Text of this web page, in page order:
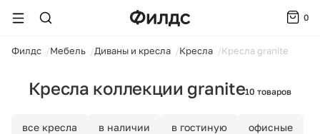
0
Филдс Мебель Диваны и кресла Кресла Кресла granite
Кресла коллекции granite10 товаров
все кресла в наличии в гостиную офисные